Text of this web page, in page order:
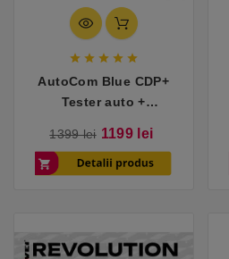
    
AutoCom Blue CDP+
Tester auto +
1399 lei 1199 lei